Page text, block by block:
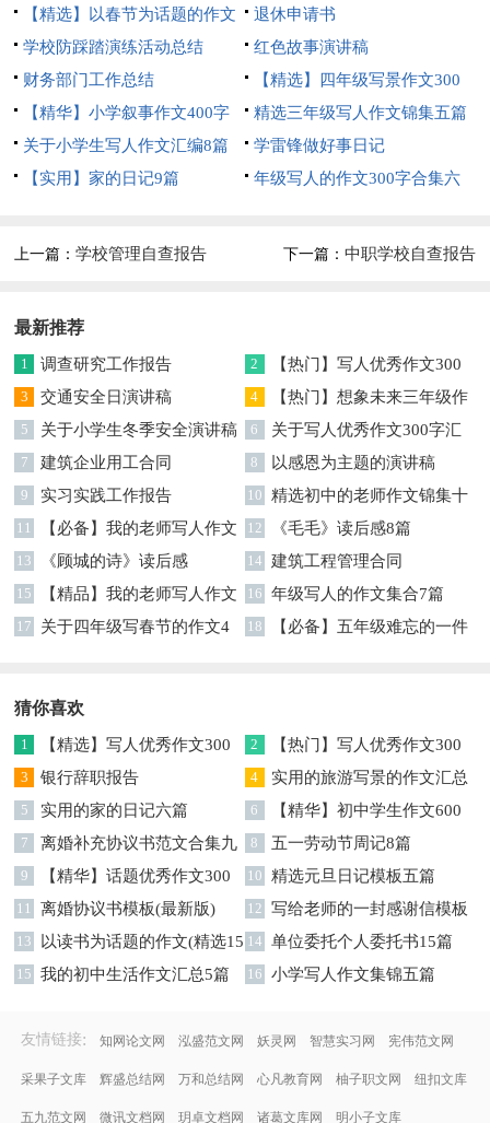
【精选】以春节为话题的作文
锦集8篇
退休申请书
学校防踩踏演练活动总结
红色故事演讲稿
财务部门工作总结
【精选】四年级写景作文300
字集合五篇
【精华】小学叙事作文400字
集锦九篇
精选三年级写人作文锦集五篇
关于小学生写人作文汇编8篇
学雷锋做好事日记
【实用】家的日记9篇
年级写人的作文300字合集六
上一篇：学校管理自查报告 下一篇： 中职学校自查报告
最新推荐
1 调查研究工作报告 2
【热门】写人优秀作文300
字集合7篇
3 交通安全日演讲稿 4
【热门】想象未来三年级作
文汇编7篇
5 关于小学生冬季安全演讲稿 6
关于写人优秀作文300字汇
编六篇
7 建筑企业用工合同 8 以感恩为主题的演讲稿
9 实习实践工作报告 10 精选初中的老师作文锦集十
篇
11
【必备】我的老师写人作文
集合八篇
12 《毛毛》读后感8篇
13 《顾城的诗》读后感 14 建筑工程管理合同
15
【精品】我的老师写人作文
集合5篇
16 年级写人的作文集合7篇
17
关于四年级写春节的作文4
18
【必备】五年级难忘的一件
猜你喜欢
1
【精选】写人优秀作文300
字集锦八篇
2
【热门】写人优秀作文300
字汇总8篇
3 银行辞职报告 4
实用的旅游写景的作文汇总
九篇
5 实用的家的日记六篇 6
【精华】初中学生作文600
字集合十篇
7
离婚补充协议书范文合集九
篇
8 五一劳动节周记8篇
9
【精华】话题优秀作文300
字集合9篇
10 精选元旦日记模板五篇
11 离婚协议书模板(最新版) 12 写给老师的一封感谢信模板
汇编9篇
13
以读书为话题的作文(精选15
篇)
14 单位委托个人委托书15篇
15 我的初中生活作文汇总5篇 16 小学写人作文集锦五篇
友情链接: 知网论文网 泓盛范文网 妖灵网 智慧实习网 宪伟范文网
采果子文库 辉盛总结网 万和总结网 心凡教育网 柚子职文网 纽扣文库
五九范文网 微讯文档网 玥卓文档网 诸葛文库网 明小子文库